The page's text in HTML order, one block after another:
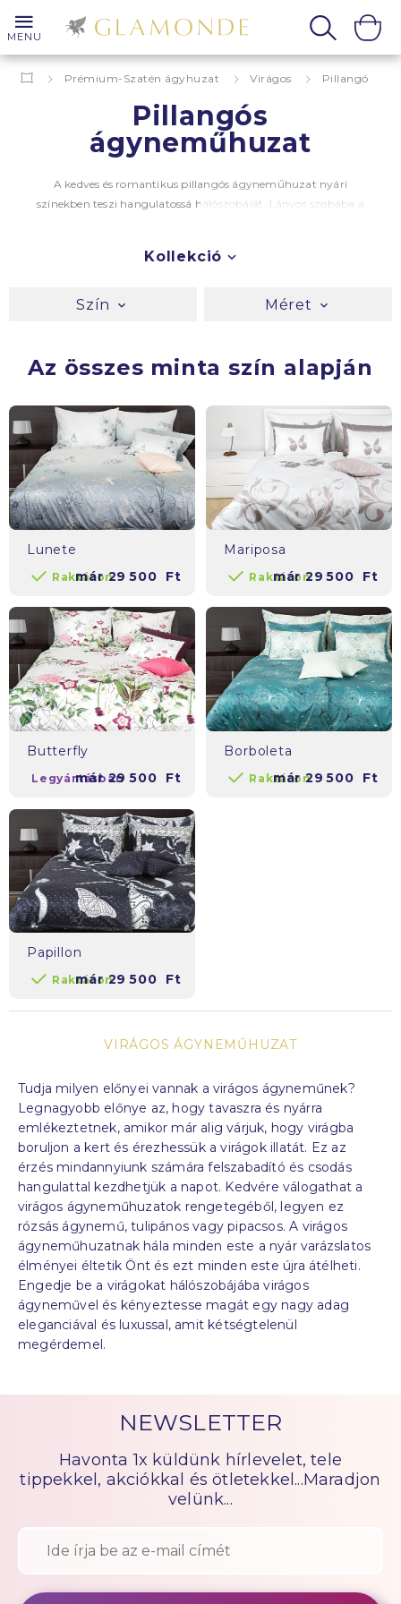
MENU
Prémium-Szatén ágyhuzat Virágos Pillangó
Pillangós
ágyneműhuzat
A kedves és romantikus pillangós ágyneműhuzat nyári
színekben teszi hangulatossá hálószobáját. Lányos szobába a
soroltuk a pillangós ágyneműhuzatokat, a virágos ágyneműk
talál, szebbnél szebb romantikus mintával, melyek egyben
Kollekció
Szín Méret
Az összes minta szín alapján
Lunete
Raktáron
már29 500 Ft
Mariposa
Raktáron
már29 500 Ft
Butterfly
Legyártásban
már29 500 Ft
Borboleta
Raktáron
már29 500 Ft
Papillon
Raktáron
már29 500 Ft
VIRÁGOS ÁGYNEMŰHUZAT
Tudja milyen előnyei vannak a virágos ágyneműnek?
Legnagyobb előnye az, hogy tavaszra és nyárra
emlékeztetnek, amikor már alig várjuk, hogy virágba
boruljon a kert és érezhessük a virágok illatát. Ez az
érzés mindannyiunk számárafelszabadító és csodás
hangulattal kezdhetjük a napot. Kedvére válogathat a
virágos ágyneműhuzatok rengetegéből, legyen ez
rózsás ágynemű, tulipános vagy pipacsos. A virágos
ágyneműhuzatnak hála minden este a nyár varázslatos
élményei éltetik Önt és ezt minden este újra átélheti.
Engedje be a virágokat hálószobájába virágos
ágyneművel és kényeztesse magát egy nagy adag
eleganciával és luxussal, amit kétségtelenül
megérdemel.
NEWSLETTER
Havonta 1x küldünk hírlevelet, tele
tippekkel, akciókkal és ötletekkel...Maradjon
velünk...